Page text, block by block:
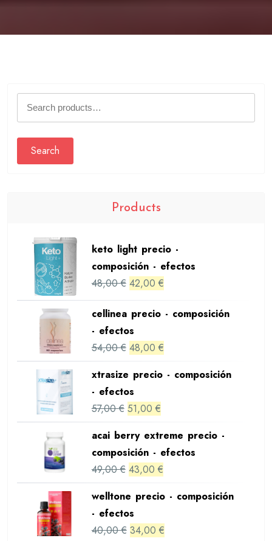
Search
Products
keto light precio -
composición - efectos
48,00€ Original
was:
48,00 €.
42,00 €Current
is:
cellinea precio - composición
- efectos
54,00€ Original
was:
54,00 €.
48,00 €Current
xtrasize precio - composición
- efectos
57,00€ Original
was:
57,00 €.
51,00 €Current
is:
51,00 €.
acai berry extreme precio -
composición - efectos
49,00€ Original
was:
49,00 €.
43,00 €Current
is:
43,00 €.
welltone precio - composición
- efectos
40,00€ Original
34,00 €Current